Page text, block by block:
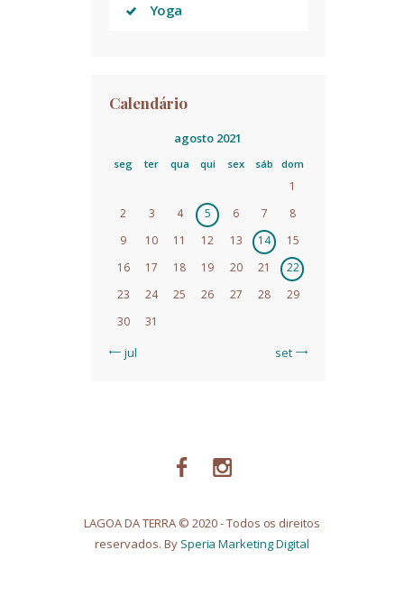
Yoga
Calendário
agosto 2021
seg ter qua qui sex sáb dom
1
2
3 4 5 6 7
8
9
10 11 12 13 14
15
16
17 18 19 20 21
22
23
24 25 26 27 28
29
30
31
« jul set »
LAGOA DA TERRA © 2020 - Todos os direitos
reservados. By Speria Marketing Digital